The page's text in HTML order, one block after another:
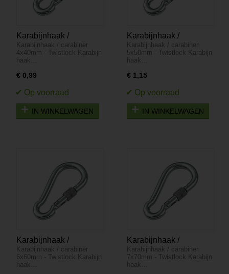
Karabijnhaak /
carabiner 4x40mm -
Twistlock
Karabijnhaak / carabiner
4x40mm - Twistlock Karabijn
haak…
€ 0,99
IN WINKELWAGEN
Karabijnhaak /
carabiner 5x50mm -
Twistlock
Karabijnhaak / carabiner
5x50mm - Twistlock Karabijn
haak…
€ 1,15
IN WINKELWAGEN
Karabijnhaak /
carabiner 6x60mm -
Twistlock
Karabijnhaak / carabiner
6x60mm - Twistlock Karabijn
haak…
Karabijnhaak /
carabiner 7x70mm -
Twistlock
Karabijnhaak / carabiner
7x70mm - Twistlock Karabijn
haak…